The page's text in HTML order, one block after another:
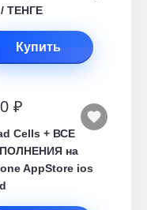
/ ТЕНГЕ
Купить
₽
Cells + ВСЕ
на
AppStore ios